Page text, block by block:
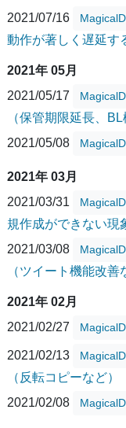
2021/07/16
動作が著しく遅延す
2021年 05月
2021/05/17
（保管期限延長、BL
2021/05/08
2021年 03月
2021/03/31
規作成ができない現
2021/03/08
（ツイート機能改善
2021年 02月
2021/02/27
2021/02/13
（反転コピーなど）
2021/02/08